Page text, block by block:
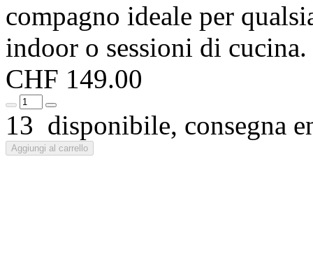
compagno ideale per
indoor o sessioni di cucina.
CHF 149.00
13 disponibile, consegna
Aggiungi al carrello